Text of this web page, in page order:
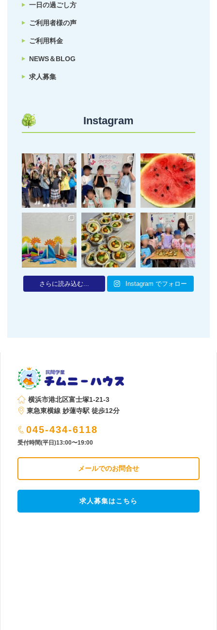
一日の過ごし方
ご利用者様の声
ご利用料金
NEWS＆BLOG
求人募集
Instagram
さらに読み込む... Instagram でフォロー
横浜市港北区富士塚1-21-3
東急東横線 妙蓮寺駅 徒歩12分
045-434-6118
受付時間(平日)13:00〜19:00
メールでのお問合せ
求人募集はこちら